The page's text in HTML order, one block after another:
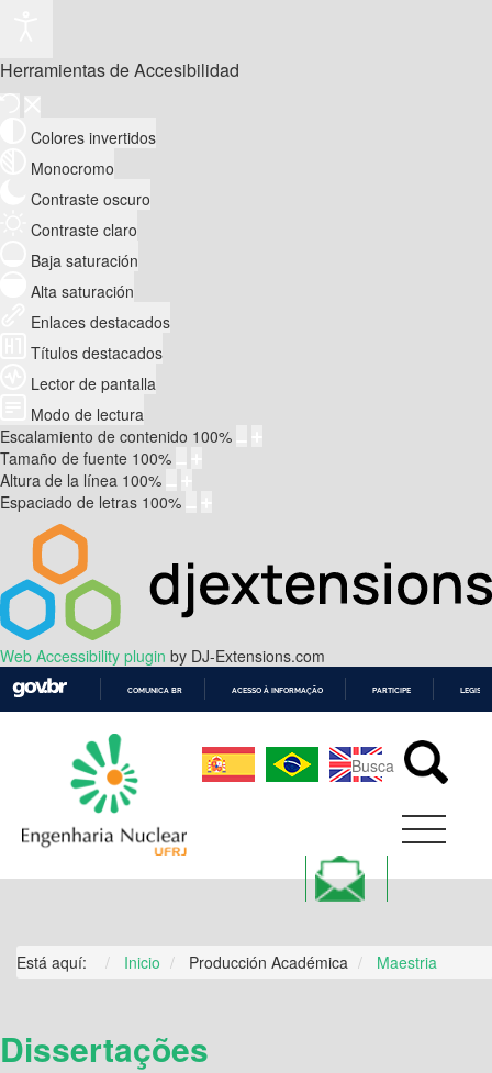
Herramientas de Accesibilidad
Colores invertidos
Monocromo
Contraste oscuro
Contraste claro
Baja saturación
Alta saturación
Enlaces destacados
Títulos destacados
Lector de pantalla
Modo de lectura
Escalamiento de contenido 100%
Tamaño de fuente 100%
Altura de la línea 100%
Espaciado de letras 100%
Web Accessibility plugin by DJ-Extensions.com
CONTEÚDO
COMUNICA BR ACESSO À INFORMAÇÃO PARTICIPE
Está aquí: Inicio Producción Académica Maestria
Dissertações